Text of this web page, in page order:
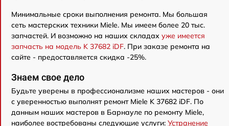
Минимальные сроки выполнения ремонта. Мы большая
сеть мастерских техники Miele. Мы имеем более 20 тыс.
запчастей. И возможно на наших складах уже имеется
запчасть на модель K 37682 iDF. При заказе ремонта на
сайте - предоставляется скидка -25%.
Знаем свое дело
Будьте уверены в профессионализме наших мастеров - они
с уверенностью выполнят ремонт Miele K 37682 iDF. По
данным наших мастеров в Барнауле по ремонту Miele,
наиболее востребованы следующие услуги: Устранение